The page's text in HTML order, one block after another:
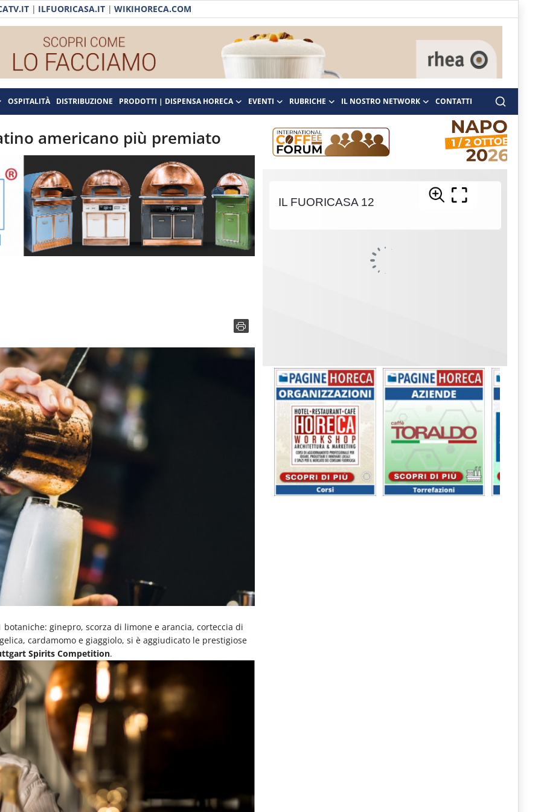
| ILFUORICASA.IT | WIKIHORECA.COM
OSPITALITÀ DISTRIBUZIONE PRODOTTI | DISPENSA HORECA EVENTI RUBRICHE IL NOSTRO NETWORK CONTATTI
americano più premiato
ginepro, scorza di limone e arancia, corteccia di
cardamomo e giaggiolo, si è aggiudicato le prestigiose
Spirits Competition.